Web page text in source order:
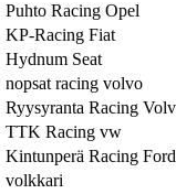
Puhto Racing Opel
KP-Racing Fiat
Hydnum Seat
nopsat racing volvo
Ryysyranta Racing
TTK Racing vw
Kintunperä Racing Ford
volkkari